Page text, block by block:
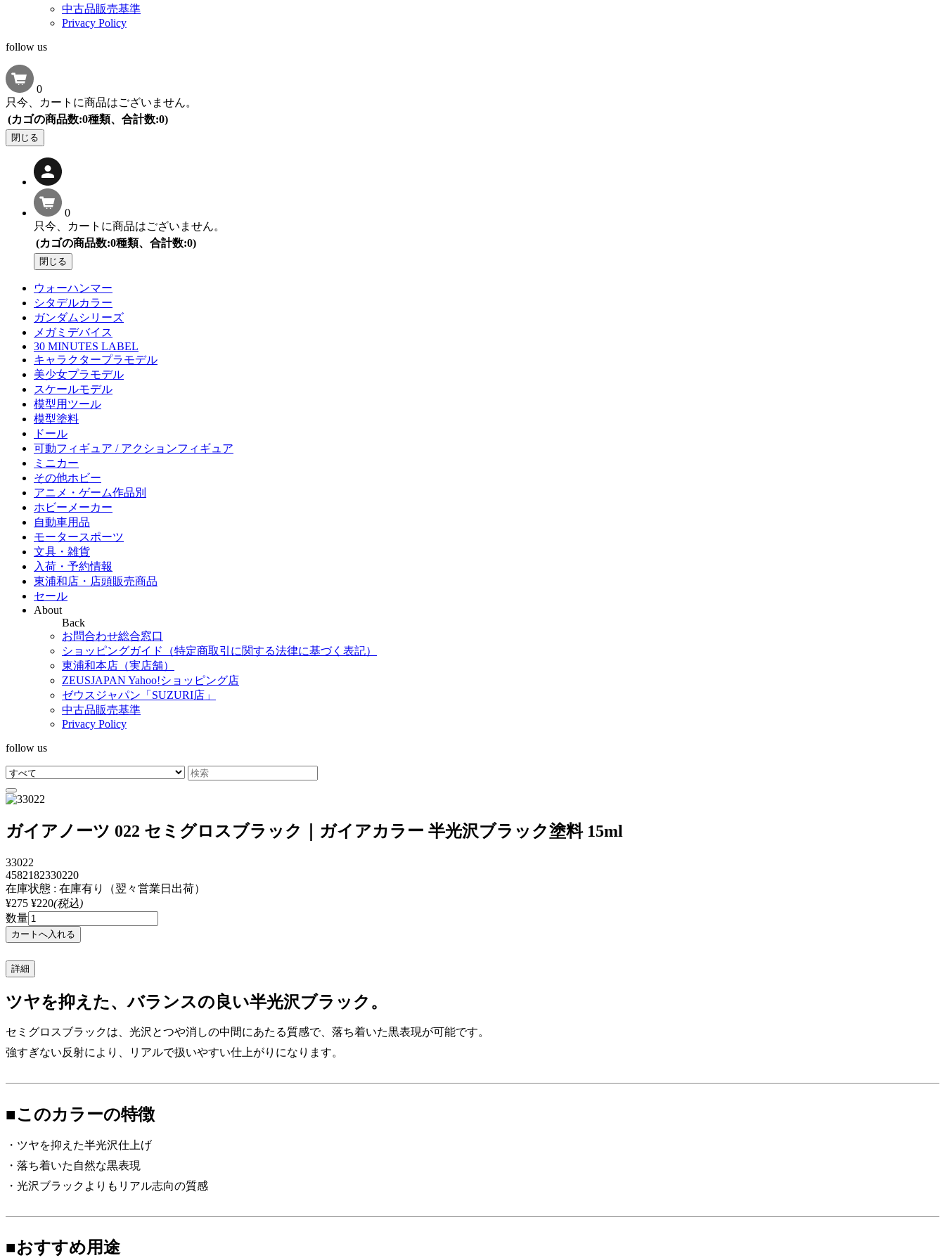
中古品販売基準
Privacy Policy
follow us
0
只今、カートに商品はございません。
(カゴの商品数:0種類、合計数:0)
閉じる
0
只今、カートに商品はございません。
(カゴの商品数:0種類、合計数:0)
閉じる
ウォーハンマー
シタデルカラー
ガンダムシリーズ
メガミデバイス
30 MINUTES LABEL
キャラクタープラモデル
美少女プラモデル
スケールモデル
模型用ツール
模型塗料
ドール
可動フィギュア / アクションフィギュア
ミニカー
その他ホビー
アニメ・ゲーム作品別
ホビーメーカー
自動車用品
モータースポーツ
文具・雑貨
入荷・予約情報
東浦和店・店頭販売商品
セール
About
Back
お問合わせ総合窓口
ショッピングガイド（特定商取引に関する法律に基づく表記）
東浦和本店（実店舗）
ZEUSJAPAN Yahoo!ショッピング店
ゼウスジャパン「SUZURI店」
中古品販売基準
Privacy Policy
follow us
ガイアノーツ 022 セミグロスブラック｜ガイアカラー 半光沢ブラック塗料 15ml
33022
4582182330220
在庫状態 : 在庫有り（翌々営業日出荷）
¥275 ¥220(税込)
数量
詳細
ツヤを抑えた、バランスの良い半光沢ブラック。
セミグロスブラックは、光沢とつや消しの中間にあたる質感で、落ち着いた黒表現が可能です。
強すぎない反射により、リアルで扱いやすい仕上がりになります。
■このカラーの特徴
・ツヤを抑えた半光沢仕上げ
・落ち着いた自然な黒表現
・光沢ブラックよりもリアル志向の質感
■おすすめ用途